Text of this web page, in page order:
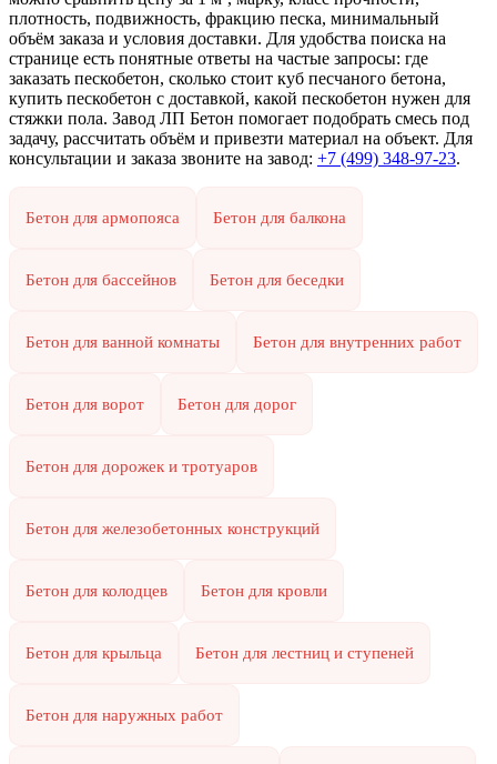
плотность, подвижность, фракцию песка, минимальный
объём заказа и условия доставки. Для удобства поиска на
странице есть понятные ответы на частые запросы: где
заказать пескобетон, сколько стоит куб песчаного бетона,
купить пескобетон с доставкой, какой пескобетон нужен для
стяжки пола. Завод ЛП Бетон помогает подобрать смесь под
задачу, рассчитать объём и привезти материал на объект. Для
консультации и заказа звоните на завод: +7 (499) 348-97-23.
Бетон для армопояса Бетон для балкона
Бетон для бассейнов Бетон для беседки
Бетон для ванной комнаты Бетон для внутренних работ
Бетон для ворот Бетон для дорог
Бетон для дорожек и тротуаров
Бетон для железобетонных конструкций
Бетон для колодцев Бетон для кровли
Бетон для крыльца Бетон для лестниц и ступеней
Бетон для наружных работ